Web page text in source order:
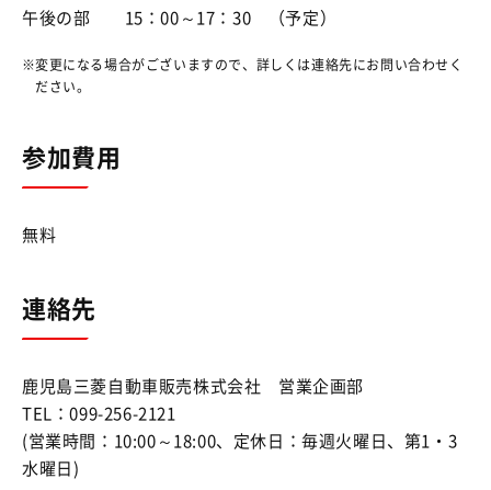
午後の部 15：00～17：30 （予定）
変更になる場合がございますので、詳しくは連絡先にお問い合わせく
ださい。
参加費用
無料
連絡先
鹿児島三菱自動車販売株式会社 営業企画部
TEL：099-256-2121
(営業時間：10:00～18:00、定休日：毎週火曜日、第1・3
水曜日)